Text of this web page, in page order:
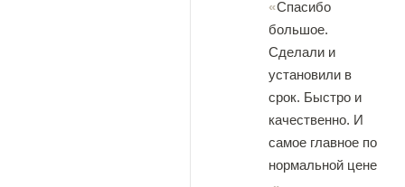
Спасибо
большое.
Сделали и
установили в
срок. Быстро и
качественно. И
самое главное по
нормальной цене